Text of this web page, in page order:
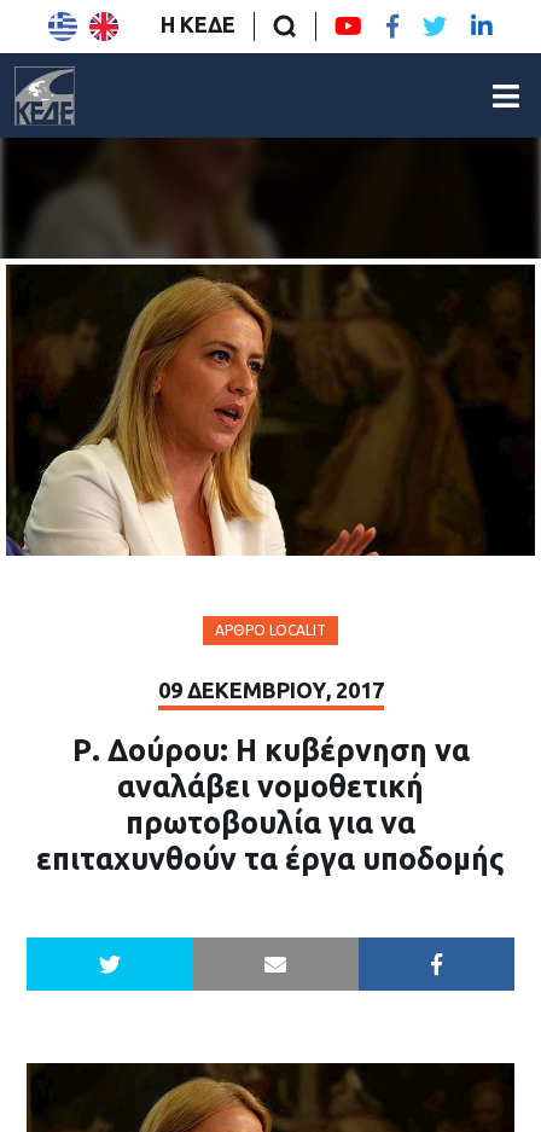
Η ΚΕΔΕ
ΆΡΘΡΟ LOCALIT
09 ΔΕΚΕΜΒΡΊΟΥ, 2017
Ρ. Δούρου: Η κυβέρνηση να
αναλάβει νομοθετική
πρωτοβουλία για να
επιταχυνθούν τα έργα υποδομής